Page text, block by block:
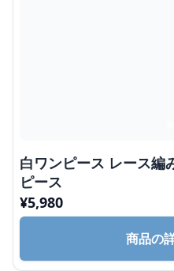
白ワンピース レース編
ピース
¥5,980
商品の